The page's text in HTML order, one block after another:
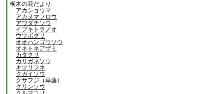
栃木の花だより
アカショウマ
アカヌマフロウ
アワダチソウ
イブキトラノオ
ウツボグサ
オオハンゴウソウ
オネトネアザミ
カタクリ
カリガネソウ
キツリフネ
クガイソウ
クサフジ（草藤）
クリンソウ